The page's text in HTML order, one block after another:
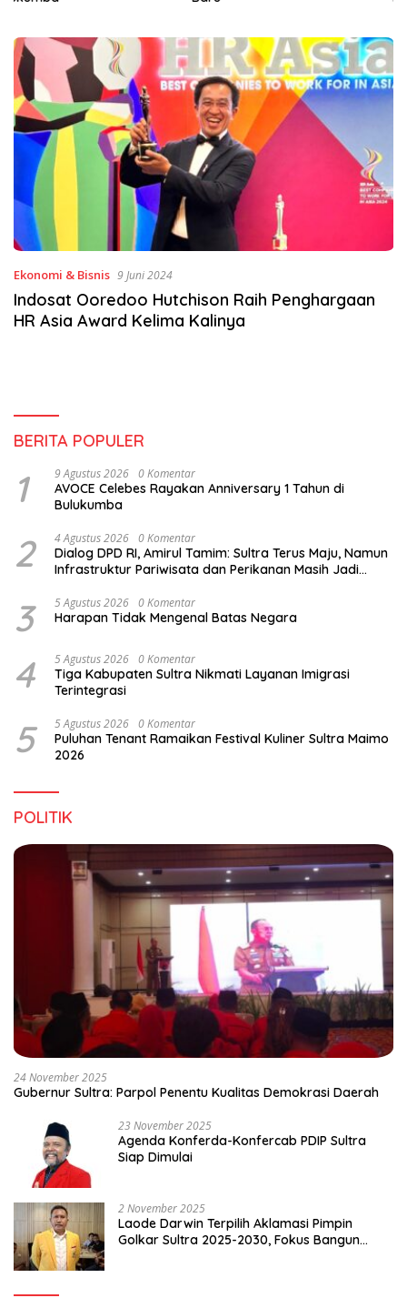
Ekonomi & Bisnis 9 Juni 2024
Indosat Ooredoo Hutchison Raih Penghargaan
HR Asia Award Kelima Kalinya
BERITA POPULER
1 9 Agustus 2026 0 Komentar
AVOCE Celebes Rayakan Anniversary 1 Tahun di
Bulukumba
2 4 Agustus 2026 0 Komentar
Dialog DPD RI, Amirul Tamim: Sultra Terus Maju, Namun
Infrastruktur Pariwisata dan Perikanan Masih Jadi
3 5 Agustus 2026 0 Komentar
Harapan Tidak Mengenal Batas Negara
4 5 Agustus 2026 0 Komentar
Tiga Kabupaten Sultra Nikmati Layanan Imigrasi
Terintegrasi
5 5 Agustus 2026 0 Komentar
Puluhan Tenant Ramaikan Festival Kuliner Sultra Maimo
2026
POLITIK
24 November 2025
Gubernur Sultra: Parpol Penentu Kualitas Demokrasi Daerah
23 November 2025
Agenda Konferda-Konfercab PDIP Sultra
Siap Dimulai
2 November 2025
Laode Darwin Terpilih Aklamasi Pimpin
Golkar Sultra 2025-2030, Fokus Bangun